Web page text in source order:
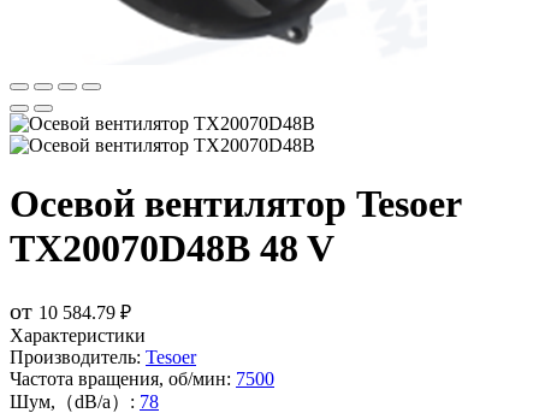
Осевой вентилятор Tesoer
TX20070D48B 48 V
от 10 584.79 ₽
Характеристики
Производитель: Tesoer
Частота вращения, об/мин: 7500
Шум,（dB/a）: 78